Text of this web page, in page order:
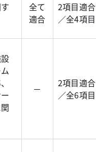
全て
適合
2項目適合
／全4項目
－
2項目適合
／全6項目